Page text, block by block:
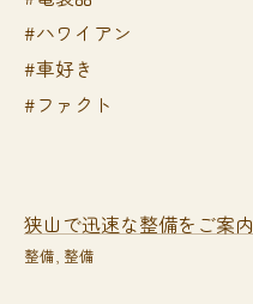
#ハワイアン
#車好き
#ファクト
狭山で迅速な整備をご案内
整備 整備